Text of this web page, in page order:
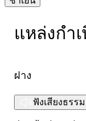
3. แช่ชาไว้ 3-5 นา
4. เสิร์ฟพร้อมของว่
2. น้ำร้อนอุณหภูมิ
4. เติมน้ำแข็งตามช
แหล่งกำ
ฝาง
ฟังเสียงธรร